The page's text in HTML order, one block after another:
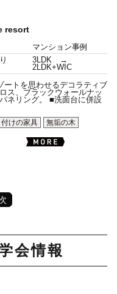
resort
マンション事例
3LDK →
2LDK+WIC
ートを思わせるデコラティブ
ス、ブラックウォールナッ
パネリング。 ■洗面台に併設
けの家具
無垢の木
会情報